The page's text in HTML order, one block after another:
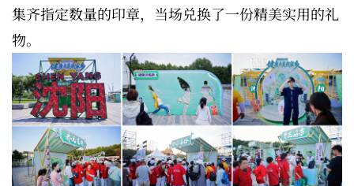
集齐指定数量的印章，当场兑换了一份精美实用的礼
物。